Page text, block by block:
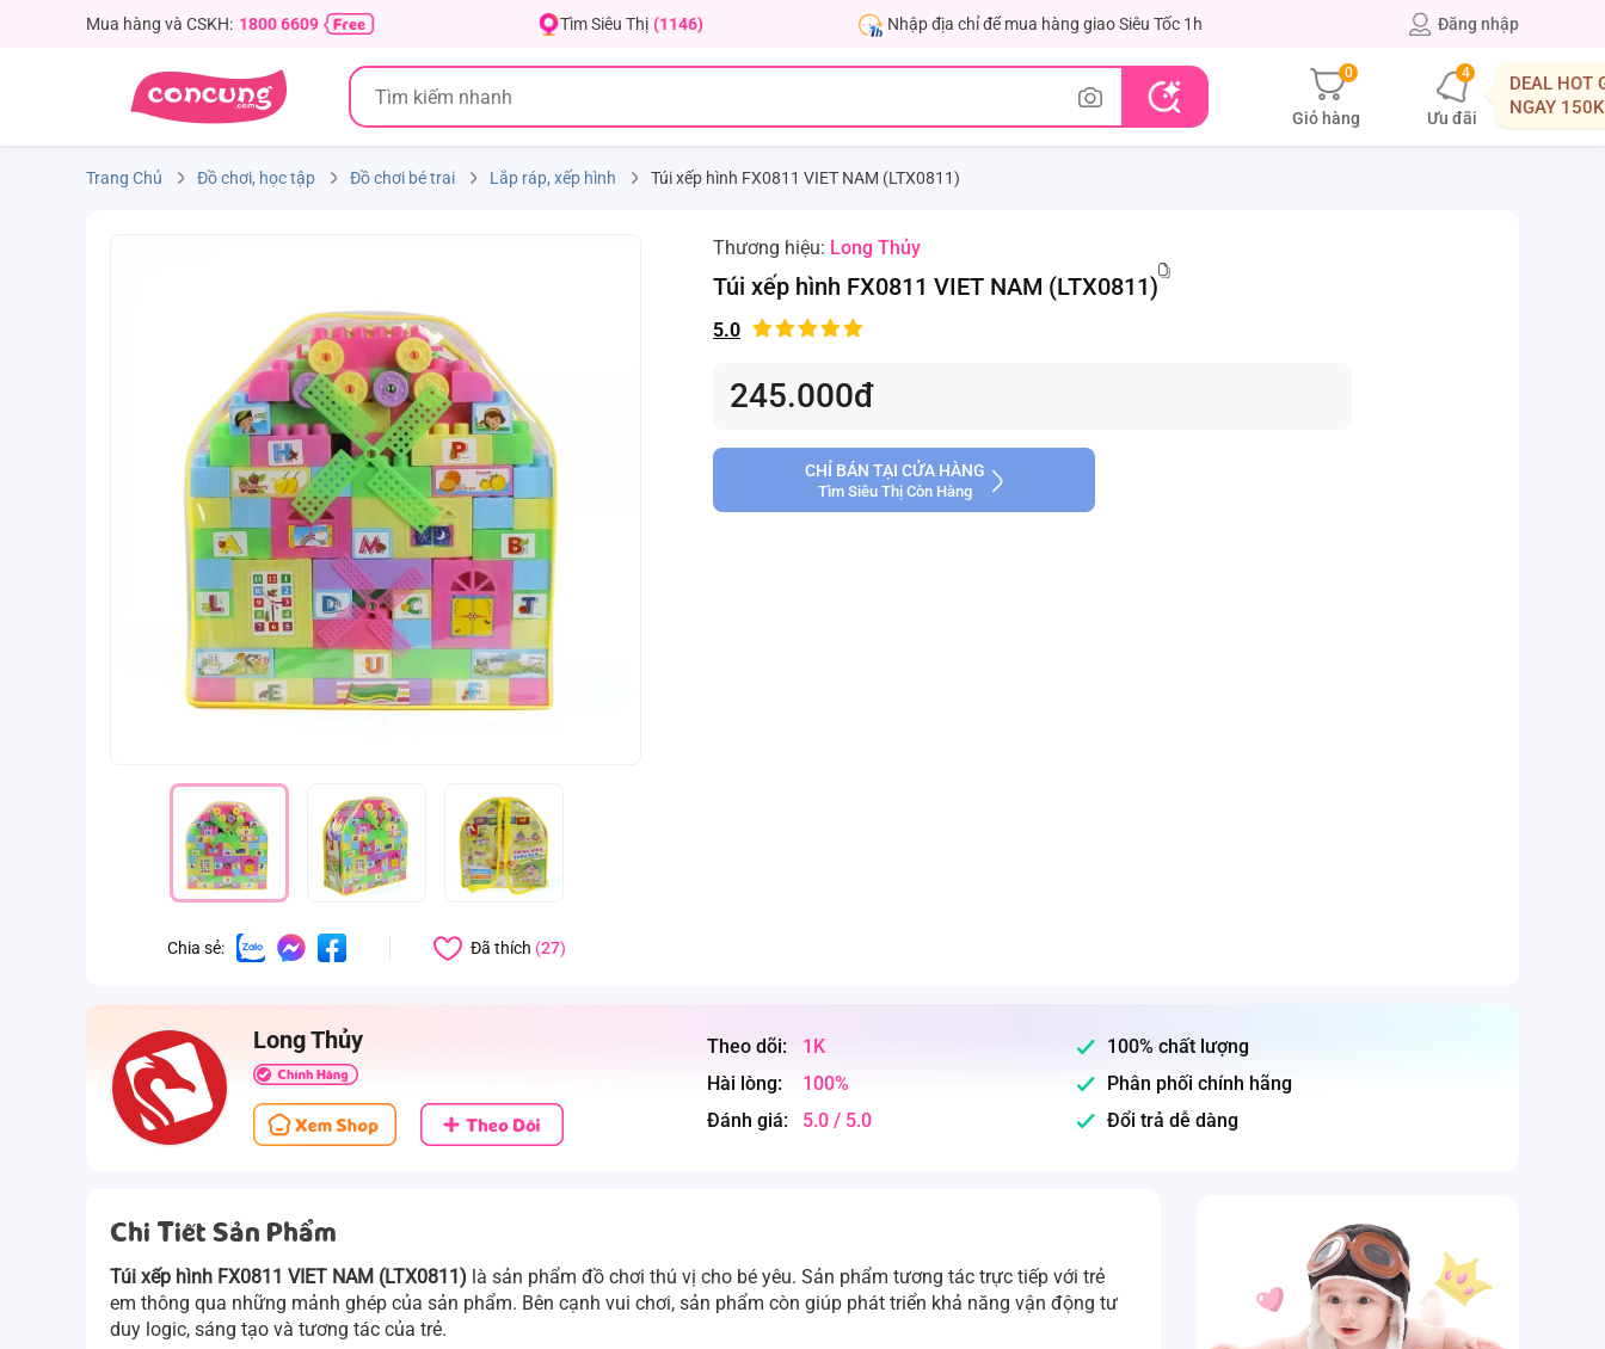
Mua hàng và CSKH: 1800 6609 Tìm Siêu Thị (1146) Nhập địa chỉ để mua hàng giao Siêu Tốc 1h Đăng nhập
0
Giỏ hàng
4
Ưu đãi
DEAL HOT
NGAY 150K
Trang Chủ Đồ chơi, học tập Đồ chơi bé trai Lắp ráp, xếp hình Túi xếp hình FX0811 VIET NAM (LTX0811)
Chia sẻ: Đã thích (27)
Thương hiệu: Long Thủy
Túi xếp hình FX0811 VIET NAM (LTX0811)
5.0
245.000đ
CHỈ BÁN TẠI CỬA HÀNG
Tìm Siêu Thị Còn Hàng
Long Thủy Theo dõi:
1K
Hài lòng:
100%
Đánh giá:
5.0 / 5.0
100% chất lượng
Phân phối chính hãng
Đổi trả dễ dàng
Chi Tiết Sản Phẩm
Túi xếp hình FX0811 VIET NAM (LTX0811) là sản phẩm đồ chơi thú vị cho bé yêu. Sản phẩm tương tác trực tiếp với trẻ
em thông qua những mảnh ghép của sản phẩm. Bên cạnh vui chơi, sản phẩm còn giúp phát triển khả năng vận động tư
duy logic, sáng tạo và tương tác của trẻ.